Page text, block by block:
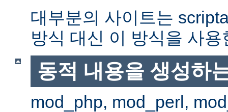
대부분의 사이트는
방식 대신 이 방식을 사용
동적 내용을 생성하
mod_php, mod_perl,